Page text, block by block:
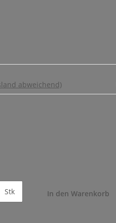
abweichend)
Stk
In den Warenkorb